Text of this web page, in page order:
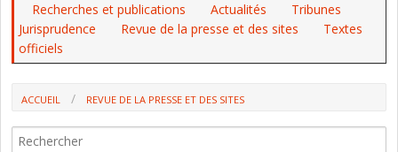
Recherches et publications Actualités
Tribunes
Jurisprudence
Revue de la presse et des sites
Textes
officiels
ACCUEIL REVUE DE LA PRESSE ET DES SITES